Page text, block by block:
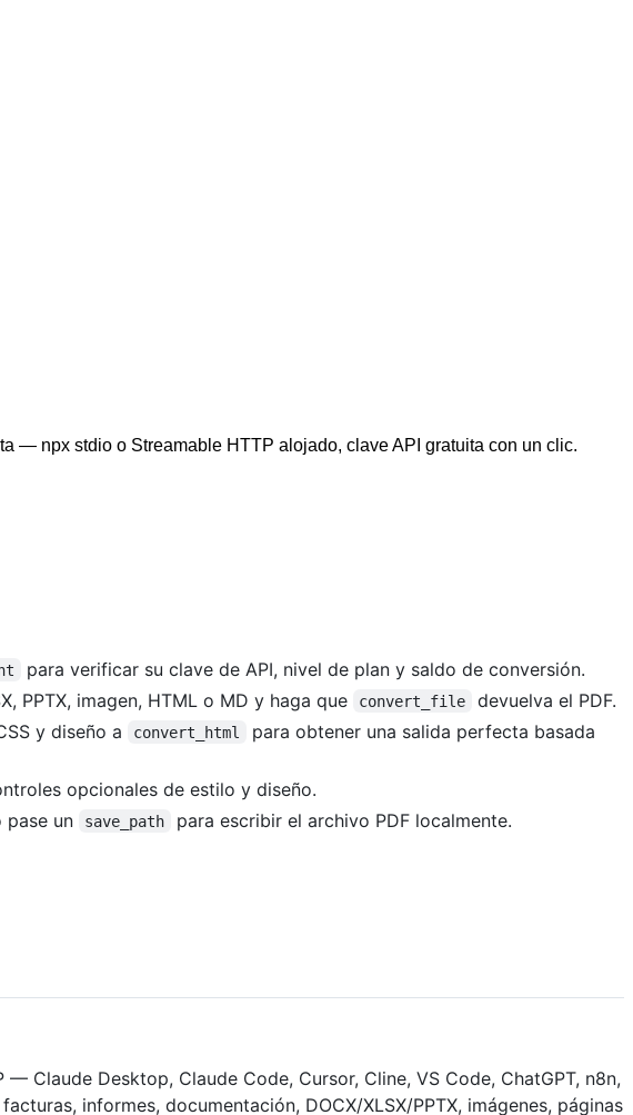
— npx stdio o Streamable HTTP alojado, clave API gratuita con un clic.
para verificar su clave de API, nivel de plan y saldo de conversión.
PPTX, imagen, HTML o MD y haga que convert_file
devuelva el PDF.
y diseño a convert_html
para obtener una salida perfecta basada
opcionales de estilo y diseño.
pase un save_path para escribir el archivo PDF localmente.
Claude Desktop, Claude Code, Cursor, Cline, VS Code, ChatGPT, n8n,
informes, documentación, DOCX/XLSX/PPTX, imágenes, páginas